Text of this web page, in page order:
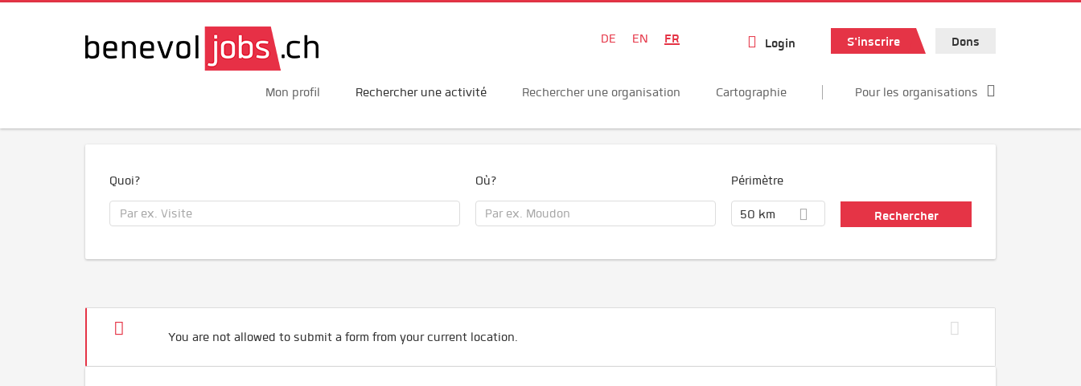
DE EN FR Login S'inscrire Dons
Mon profil Rechercher une activité Rechercher une organisation Cartographie Pour les organisations
Quoi? Où? Périmètre
50 km
You are not allowed to submit a form from your current location.